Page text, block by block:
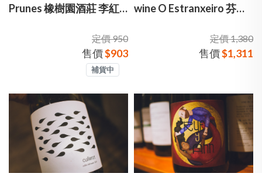
Prunes 橡樹園酒莊 李紅
定價 950
售價$903
補貨中
wine O Estranxeiro 芬多
定價 1,380
售價$1,311